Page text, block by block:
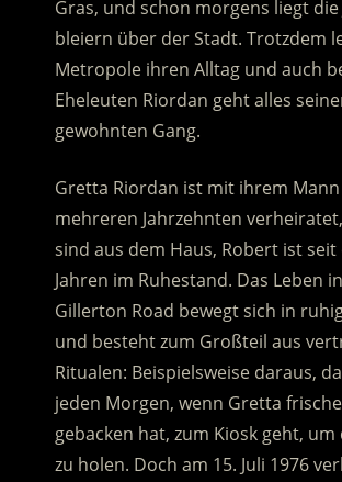
Gras, und schon morgens liegt die
bleiern über der Stadt. Trotzdem
Metropole ihren Alltag und auch
Eheleuten Riordan geht alles
gewohnten Gang.
Gretta Riordan ist mit ihrem
mehreren Jahrzehnten
sind aus dem Haus, Robert ist seit
Jahren im Ruhestand. Das Leben
Gillerton Road bewegt sich in
und besteht zum Großteil aus
Ritualen: Beispielsweise daraus,
jeden Morgen, wenn Gretta
gebacken hat, zum Kiosk geht,
zu holen. Doch am 15. Juli 1976